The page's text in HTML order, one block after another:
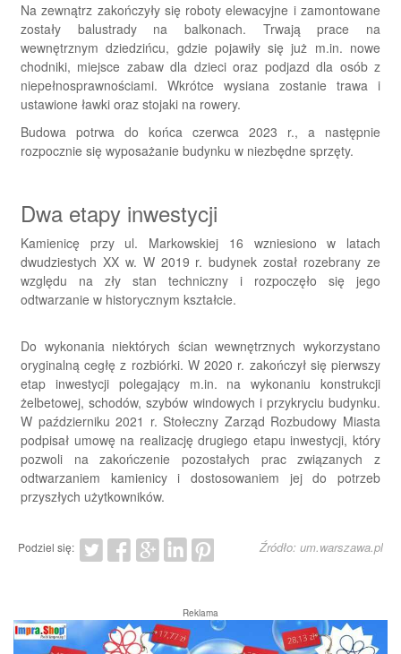
Na zewnątrz zakończyły się roboty elewacyjne i zamontowane
zostały balustrady na balkonach. Trwają prace na
wewnętrznym dziedzińcu, gdzie pojawiły się już m.in. nowe
chodniki, miejsce zabaw dla dzieci oraz podjazd dla osób z
niepełnosprawnościami. Wkrótce wysiana zostanie trawa i
ustawione ławki oraz stojaki na rowery.
Budowa potrwa do końca czerwca 2023 r., a następnie
rozpocznie się wyposażanie budynku w niezbędne sprzęty.
Dwa etapy inwestycji
Kamienicę przy ul. Markowskiej 16 wzniesiono w latach
dwudziestych XX w. W 2019 r. budynek został rozebrany ze
względu na zły stan techniczny i rozpoczęło się jego
odtwarzanie w historycznym kształcie.
Do wykonania niektórych ścian wewnętrznych wykorzystano
oryginalną cegłę z rozbiórki. W 2020 r. zakończył się pierwszy
etap inwestycji polegający m.in. na wykonaniu konstrukcji
żelbetowej, schodów, szybów windowych i przykryciu budynku.
W październiku 2021 r. Stołeczny Zarząd Rozbudowy Miasta
podpisał umowę na realizację drugiego etapu inwestycji, który
pozwoli na zakończenie pozostałych prac związanych z
odtwarzaniem kamienicy i dostosowaniem jej do potrzeb
przyszłych użytkowników.
Podziel się: Źródło: um.warszawa.pl
Reklama